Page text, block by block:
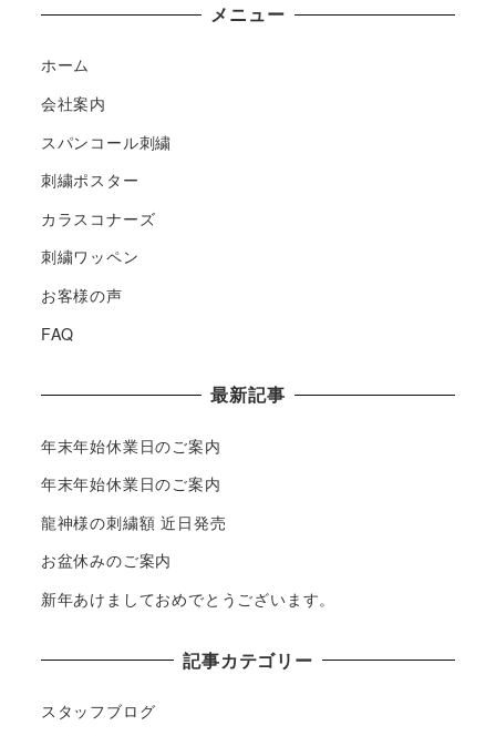
メニュー
ホーム
会社案内
スパンコール刺繍
刺繍ポスター
カラスコナーズ
刺繍ワッペン
お客様の声
FAQ
最新記事
年末年始休業日のご案内
年末年始休業日のご案内
龍神様の刺繍額 近日発売
お盆休みのご案内
新年あけましておめでとうございます。
記事カテゴリー
スタッフブログ